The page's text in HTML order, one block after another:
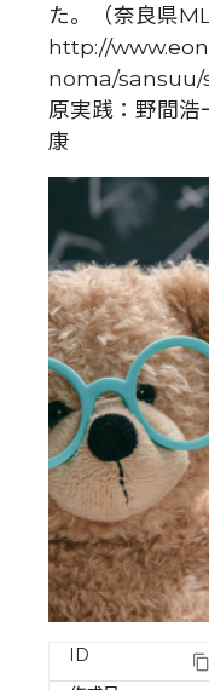
た。（奈良県
http://
noma/
原実践：野間
康
ID